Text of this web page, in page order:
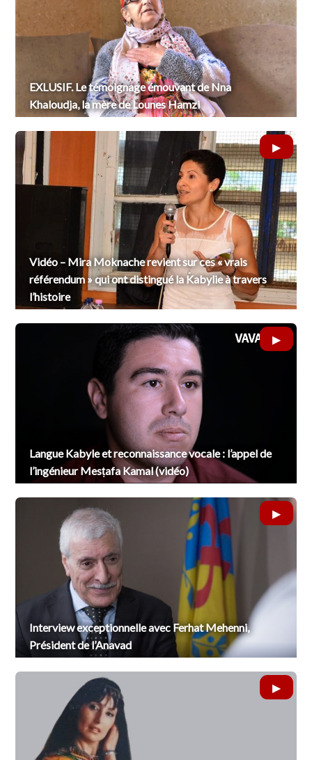
EXLUSIF. Le témoignage émouvant de Nna
Khaloudja, la mère de Lounes Hamzi
Vidéo – Mira Moknache revient sur ces « vrais
référendum » qui ont distingué la Kabylie à travers
l’histoire
Langue Kabyle et reconnaissance vocale : l’appel de
l’ingénieur Mesṭafa Kamal (vidéo)
Interview exceptionnelle avec Ferhat Mehenni,
Président de l’Anavad